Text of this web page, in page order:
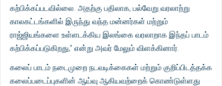
கற்பிக்கப்படவில்லை. அதற்கு பதிலாக, பல்வேறு வரலாற்று
காலகட்டங்களில் இருந்து வந்த மன்னர்கள் மற்றும்
ராஜ்ஜியங்களை உள்ளடக்கிய இலங்கை வரலாறாக இந்தப் பாடம்
கற்பிக்கப்படுகிறது,” என்று அவர் மேலும் விளக்கினார்.
கலைப் பாடம் நடைமுறை நடவடிக்கைகள் மற்றும் குறிப்பிடத்தக்க
கலைப்படைப்புகளின் ஆய்வு ஆகியவற்றைக் கொண்டுள்ளது